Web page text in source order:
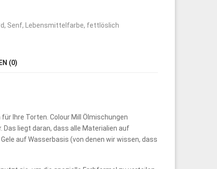
, Senf, Lebensmittelfarbe, fettlöslich
(0)
Ihre Torten. Colour Mill Ölmischungen
liegt daran, dass alle Materialien auf
auf Wasserbasis (von denen wir wissen, dass